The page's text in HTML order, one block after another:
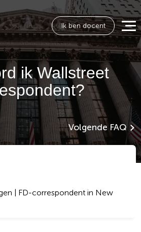
Ik ben docent
ik Wallstreet
Volgende FAQ
| FD-correspondent in New